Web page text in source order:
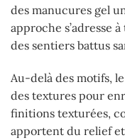
des manucures gel
approche s’adresse
des sentiers battus
Au-delà des motifs,
des textures pour
finitions texturées,
apportent du relief